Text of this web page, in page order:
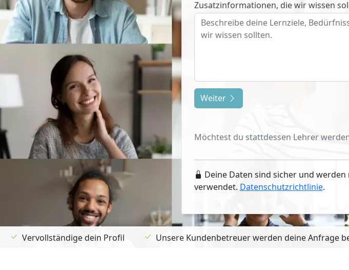
Zusatzinformationen, die wir wissen
Weiter
Möchtest du stattdessen Lehrer
Deine Daten sind sicher und
verwendet. Datenschutzrichtlinie.
Vervollständige dein Profil Unsere Kundenbetreuer werden deine Anfrage